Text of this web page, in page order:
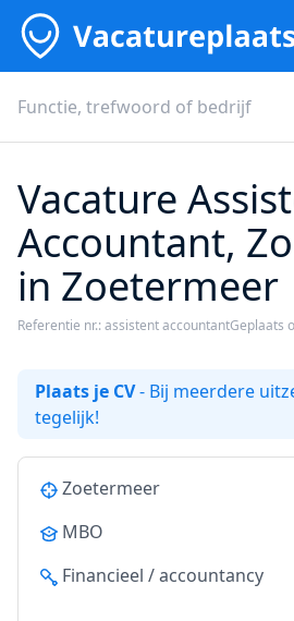
Vacature
Accountant,
in Zoetermeer
Referentie nr.: assistent accountantGeplaats
Plaats je CV- Bij meerdere
tegelijk!
Zoetermeer
MBO
Financieel / accountancy